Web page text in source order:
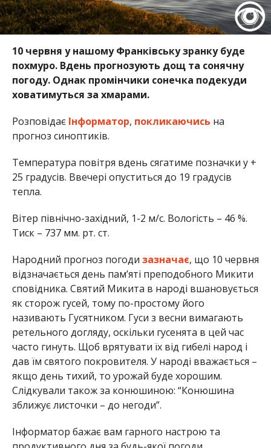
10 червня у нашому Франківську зранку буде
похмуро. Вдень прогнозують дощ та сонячну
погоду. Однак промінчики сонечка подекуди
ховатимуться за хмарами.
Розповідає Інформатор, покликаючись на
прогноз синоптиків.
Температура повітря вдень сягатиме позначки у +
25 градусів. Ввечері опуститься до 19 градусів
тепла.
Вітер північно-західний, 1-2 м/с. Вологість – 46 %.
Тиск – 737 мм. рт. ст.
Народний прогноз погоди зазначає, що 10 червня
відзначається день пам’яті преподобного Микити
сповідника. Святий Микита в народі вшановується
як сторож гусей, тому по-простому його
називають Гусятником. Гуси з весни вимагають
ретельного догляду, оскільки гусенята в цей час
часто гинуть. Щоб врятувати їх від гибелі народ і
дав їм святого покровителя. У народі вважається –
якщо день тихий, то урожай буде хорошим.
Слідкували також за конюшиною: “Конюшина
зближує листочки – до негоди”.
Інформатор бажає вам гарного настрою та